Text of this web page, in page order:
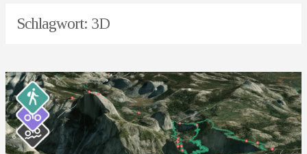
Schlagwort: 3D